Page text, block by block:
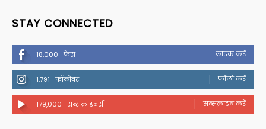
STAY CONNECTED
18,000 फैंस लाइक करें
1,791 फॉलोवर फॉलो करें
179,000 सब्सक्राइबर्स सब्सक्राइब करें